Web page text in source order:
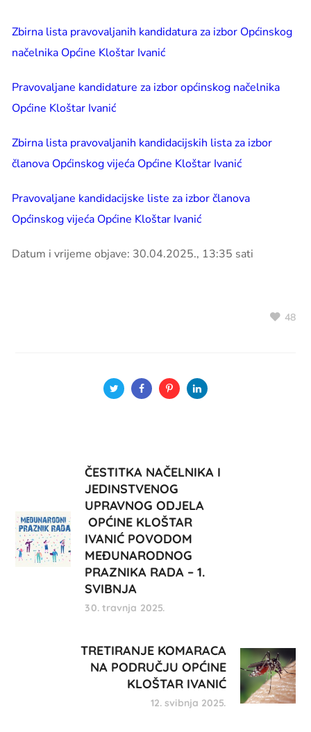
Zbirna lista pravovaljanih kandidatura za izbor Općinskog
načelnika Općine Kloštar Ivanić
Pravovaljane kandidature za izbor općinskog načelnika
Općine Kloštar Ivanić
Zbirna lista pravovaljanih kandidacijskih lista za izbor
članova Općinskog vijeća Općine Kloštar Ivanić
Pravovaljane kandidacijske liste za izbor članova
Općinskog vijeća Općine Kloštar Ivanić
Datum i vrijeme objave: 30.04.2025., 13:35 sati
48
ČESTITKA NAČELNIKA I
JEDINSTVENOG
UPRAVNOG ODJELA
OPĆINE KLOŠTAR
IVANIĆ POVODOM
MEĐUNARODNOG
PRAZNIKA RADA – 1.
SVIBNJA
30. travnja 2025.
TRETIRANJE KOMARACA
NA PODRUČJU OPĆINE
KLOŠTAR IVANIĆ
12. svibnja 2025.